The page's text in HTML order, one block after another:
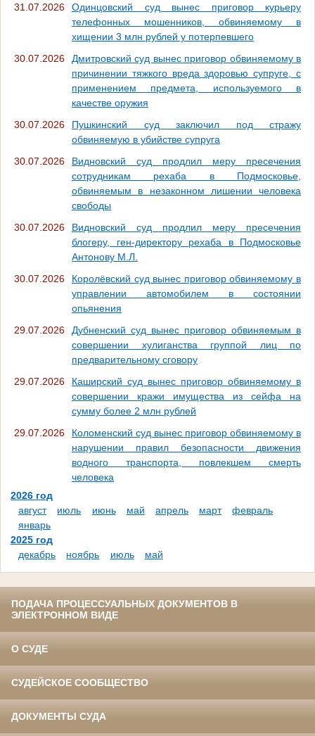
31.07.2026
Одинцовский суд вынес приговор курьеру
телефонных мошенников, обвиняемому в
хищении 3 млн рублей у потерпевшего
30.07.2026
Дмитровский суд вынес приговор обвиняемому в
причинении тяжкого вреда здоровью супруге, с
применением предмета, используемого в
качестве оружия
30.07.2026
Пушкинский суд заключил под стражу
обвиняемую в убийстве супруга
30.07.2026
Видновский суд продлил меру пресечения
сотрудникам рехаба в Подмосковье,
обвиняемым в незаконном лишении человека
свободы
30.07.2026
Видновский суд продлил меру пресечения
блогеру, ген-директору рехаба в Подмосковье
Антонову М.Л.
30.07.2026
Королёвский суд вынес приговор обвиняемому в
управлении автомобилем в состоянии
опьянения
29.07.2026
Дубненский суд вынес приговор обвиняемым в
совершении хулиганства группой лиц по
предварительному сговору
29.07.2026
Каширский суд вынес приговор обвиняемому в
совершении кражи имущества из сейфа на
сумму более 2 млн рублей
29.07.2026
Коломенский суд вынес приговор обвиняемому в
нарушении правил безопасности движения
водного транспорта, повлекшем смерть
человека
2026 год
август
июль июнь май апрель март
февраль
январь
2025 год
декабрь
ноябрь июль май
ПОДАЧА ПРОЦЕССУАЛЬНЫХ ДОКУМЕНТОВ В
ЭЛЕКТРОННОМ ВИДЕ
О СУДЕ
СУДЕЙСКОЕ СООБЩЕСТВО
ДОКУМЕНТЫ СУДА